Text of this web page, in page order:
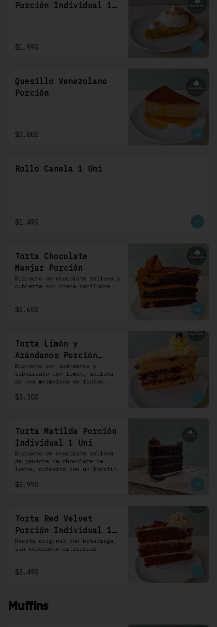
Porción Individual 1
$1.990
Quesillo Venezolano
Porción
$2.000
Rollo Canela 1 Uni
$1.490
Torta Chocolate
Manjar Porción
Bizcocho de chocolate rellena y
cubierta con crema bariloche
$3.600
Torta Limón y
Arándanos Porción
Individual 1 Uni
Bizcocho con arándanos y
saborizado con limón, rellena
de una mermelada de frutos
frosting de queso de crema.
$3.300
Torta Matilda Porción
Individual 1 Uni
Bizcocho de chocolate rellena
de ganache de chocolate de
leche, cubierta con un frosting
$3.990
Torta Red Velvet
Porción Individual 1
Uni
Receta original con betarraga,
sin colorante artificial
$3.490
Muffins